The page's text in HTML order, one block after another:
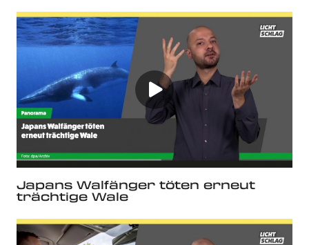
Japans Walfänger töten erneut
trächtige Wale